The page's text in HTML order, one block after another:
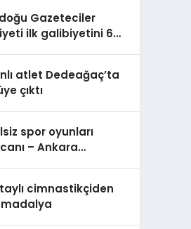
Gazeteciler
ilk galibiyetini 6
atlet Dedeağaç’ta
çıktı
spor oyunları
– Ankara
cimnastikçiden
madalya